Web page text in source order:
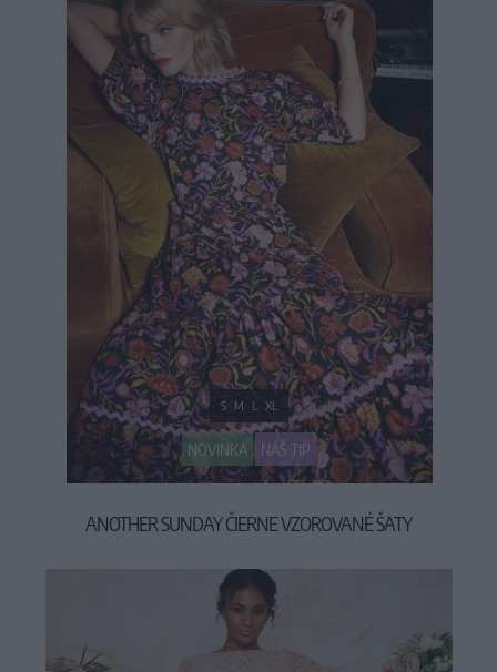
NOVINKA NÁŠ TIP
S M L XL
ANOTHER SUNDAY ČIERNE VZOROVANÉ ŠATY
79,90 €